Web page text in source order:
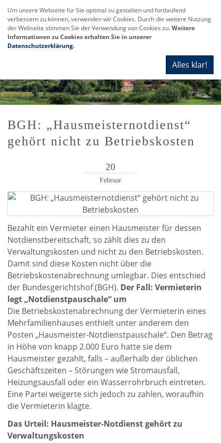
BGH: „Hausmeisternotdienst“
gehört nicht zu Betriebskosten
20
Februar
Bezahlt ein Vermieter einen Hausmeister für dessen
Notdienstbereitschaft, so zählt dies zu den
Verwaltungskosten und nicht zu den Betriebskosten.
Damit sind diese Kosten nicht über die
Betriebskostenabrechnung umlegbar. Dies entschied
der Bundesgerichtshof (BGH). Der Fall: Vermieterin
legt „Notdienstpauschale“ um
Die Betriebskostenabrechnung der Vermieterin eines
Mehrfamilienhauses enthielt unter anderem den
Posten „Hausmeister-Notdienstpauschale“. Den Betrag
in Höhe von knapp 2.000 Euro hatte sie dem
Hausmeister gezahlt, falls – außerhalb der üblichen
Geschäftszeiten – Störungen wie Stromausfall,
Heizungsausfall oder ein Wasserrohrbruch eintreten.
Eine Partei weigerte sich jedoch zu zahlen, woraufhin
die Vermieterin klagte.
Das Urteil: Hausmeister-Notdienst gehört zu
Verwaltungskosten
Um unsere Webseite für Sie optimal zu gestalten und fortlaufend
verbessern zu können, verwenden wir Cookies. Durch die weitere Nutzung
der Webseite stimmen Sie der Verwendung von Cookies zu.Weitere
Informationen zu Cookies erhalten Sie in unserer
Datenschutzerklärung.
Alles klar!